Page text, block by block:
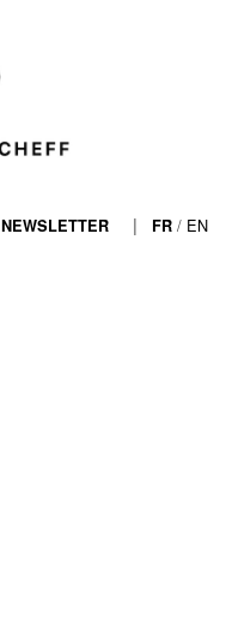
NEWSLETTER | FR / EN